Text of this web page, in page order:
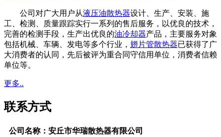
公司对广大用户从液压油散热器设计、生产、安装、施
工、检测、质量跟踪实行一系列的售后服务，以优良的技术，
完善的检测手段，生产出优良的油冷却器产品，主要服务对象
包括机械、车辆、发电等多个行业， 翅片管散热器已获得了广
大消费者的认同，先后被评为重合同守信用单位，消费者信赖
单位等。
更多..
联系方式
公司名称：安丘市华瑞散热器有限公司